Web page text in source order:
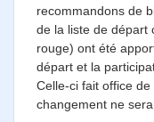
recommandons de
de la liste de départ
rouge) ont été
départ et la
Celle-ci fait office
changement ne